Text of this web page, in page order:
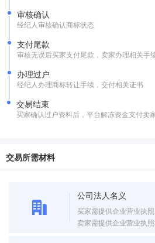
审核确认
经纪人审核确认商标状态
支付尾款
审核无误后买家支付尾款，卖家办理相关手
办理过户
经纪人办理商标转让手续，交付相关证书
交易结束
买家确认过户资料后，平台解冻资金支付卖
交易所需材料
公司法人名义
买家需提供企业营业执照
卖家需提供企业营业执照